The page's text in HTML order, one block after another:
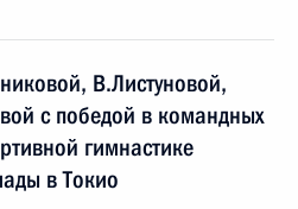
В.Листуновой,
с победой в командных
гимнастике
в Токио